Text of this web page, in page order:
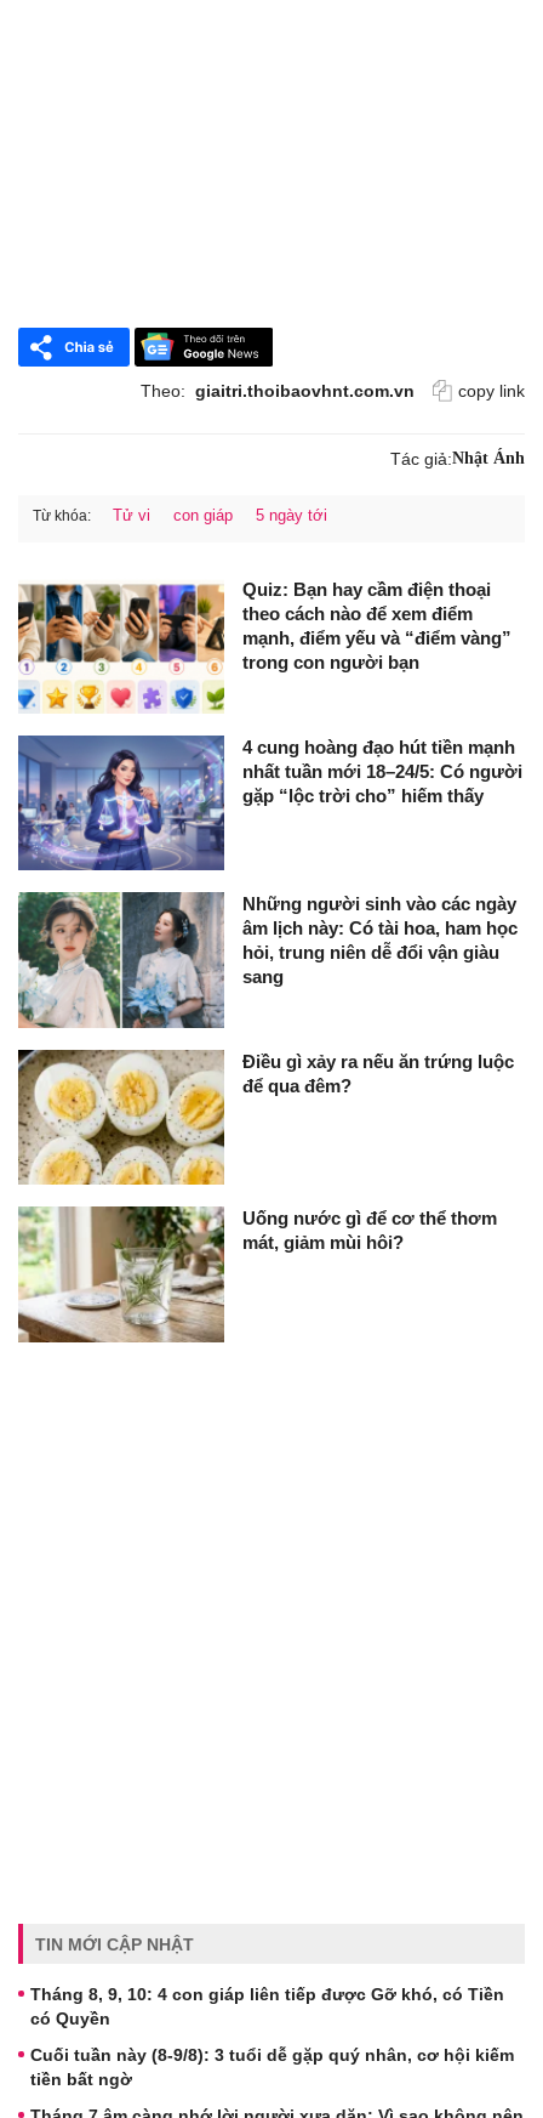
Theo: giaitri.thoibaovhnt.com.vn copy link
Tác giả:Nhật Ánh
Từ khóa: Tử vi con giáp 5 ngày tới
Quiz: Bạn hay cầm điện thoại
theo cách nào để xem điểm
mạnh, điểm yếu và “điểm vàng”
trong con người bạn
4 cung hoàng đạo hút tiền mạnh
nhất tuần mới 18–24/5: Có người
gặp “lộc trời cho” hiếm thấy
Những người sinh vào các ngày
âm lịch này: Có tài hoa, ham học
hỏi, trung niên dễ đổi vận giàu
sang
Điều gì xảy ra nếu ăn trứng luộc
để qua đêm?
Uống nước gì để cơ thể thơm
mát, giảm mùi hôi?
TIN MỚI CẬP NHẬT
Tháng 8, 9, 10: 4 con giáp liên tiếp được Gỡ khó, có Tiền
có Quyền
Cuối tuần này (8-9/8): 3 tuổi dễ gặp quý nhân, cơ hội kiếm
tiền bất ngờ